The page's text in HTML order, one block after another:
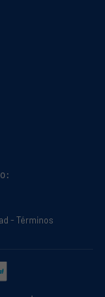
-Términos